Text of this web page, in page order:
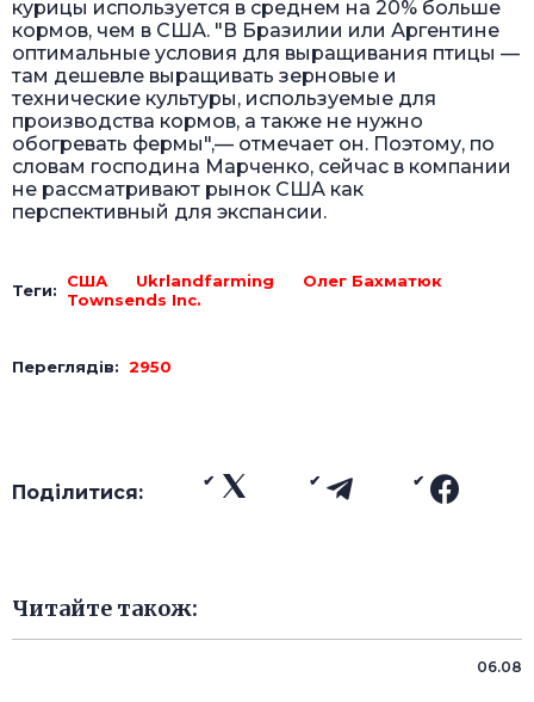
курицы используется в среднем на 20% больше
кормов, чем в США. "В Бразилии или Аргентине
оптимальные условия для выращивания птицы —
там дешевле выращивать зерновые и
технические культуры, используемые для
производства кормов, а также не нужно
обогревать фермы",— отмечает он. Поэтому, по
словам господина Марченко, сейчас в компании
не рассматривают рынок США как
перспективный для экспансии.
Теги: США Ukrlandfarming
Олег Бахматюк
Townsends Inc.
Переглядів: 2950
Поділитися:
Читайте також:
06.08